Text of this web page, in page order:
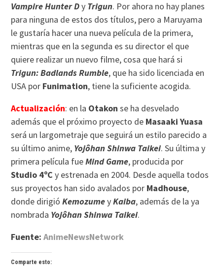
Vampire Hunter Dy Trigun. Por ahora no hay planes
para ninguna de estos dos títulos, pero a Maruyama
le gustaría hacer una nueva película de la primera,
mientras que en la segunda es su director el que
quiere realizar un nuevo filme, cosa que hará si
Trigun: Badlands Rumble, que ha sido licenciada en
USA por Funimation, tiene la suficiente acogida.
Actualización: en la Otakon se ha desvelado
además que el próximo proyecto de Masaaki Yuasa
será un largometraje que seguirá un estilo parecido a
su último anime, Yojôhan Shinwa Taikei. Su última y
primera película fueMind Game, producida por
Studio 4ºC y estrenada en 2004. Desde aquella todos
sus proyectos han sido avalados por Madhouse,
donde dirigióKemozumeyKaiba, además de la ya
nombrada Yojôhan Shinwa Taikei.
Fuente:AnimeNewsNetwork
Comparte esto: